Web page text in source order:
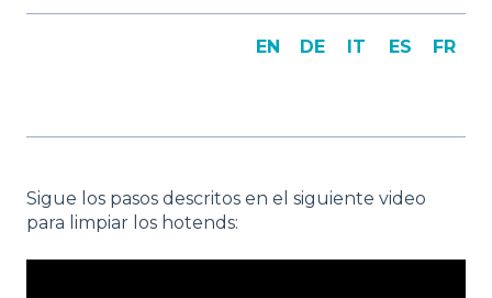
EN DE IT ES FR
Sigue los pasos descritos en el siguiente video
para limpiar los hotends: